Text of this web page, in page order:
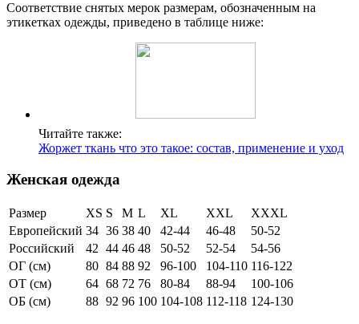
Соответствие снятых мерок размерам, обозначенным на
этикетках одежды, приведено в таблице ниже:
Читайте также:
Жоржет ткань что это такое: состав, применение и уход
Женская одежда
Размер XS S M L XL XXL
XXXL
Европейский 34 36 38 40 42-44 46-48
50-52
Российский
42 44 46 48 50-52 52-54
54-56
ОГ (см)
80 84 88 92 96-100 104-110 116-122
ОТ (см)
64 68 72 76 80-84 88-94
100-106
ОБ (см)
88 92 96 100 104-108 112-118 124-130